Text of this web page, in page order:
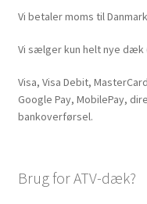
Vi betaler moms til
Vi sælger kun helt nye dæk
Visa, Visa Debit,
Google Pay, MobilePay,
bankoverførsel.
Brug for ATV-dæk?